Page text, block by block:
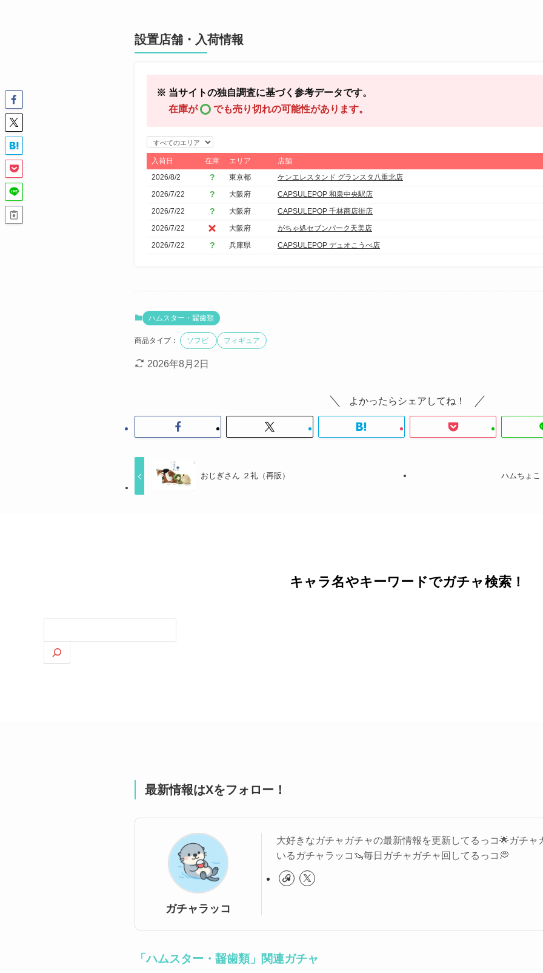
設置店舗・入荷情報
※ 当サイトの独自調査に基づく参考データです。
在庫が
でも売り切れの可能性があります。
エ
リ
ア
り
込
み
入荷日 在庫 エリア
店舗
2026/8/2
東京都
ケンエレスタンド グランスタ八重北店
2026/7/22
大阪府
CAPSULEPOP 和泉中央駅店
2026/7/22
大阪府
CAPSULEPOP 千林商店街店
2026/7/22
大阪府
がちゃ処セブンパーク天美店
2026/7/22
兵庫県 CAPSULEPOP デュオこうべ店
ハムスター・齧歯類
商品タイプ： ソフビ フィギュア
2026年8月2日
よかったらシェアしてね！
おじぎさん ２礼（再販） ハムちょこ
キャラ名やキーワードでガチャ検索！
索
最新情報はXをフォロー！
ガチャラッコ
大好きなガチャガチャの最新情報を更新してるっコ🌟ガチャ
いるガチャラッコ🦦毎日ガチャガチャ回してるっコ💭
「ハムスター・齧歯類」関連ガチャ